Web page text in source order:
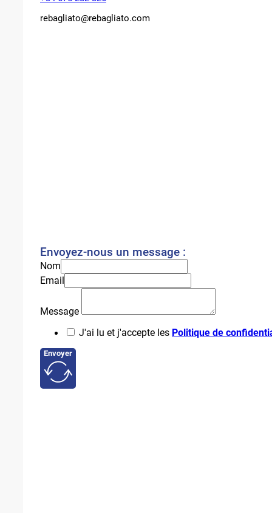
rebagliato@rebagliato.com
Envoyez-nous un message :
Nom
Email
Message
J'ai lu et j'accepte les Politique de
Envoyer